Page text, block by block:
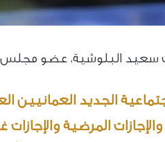
سعيد البلوشية، عضو مجلس
الجديد
المرضية